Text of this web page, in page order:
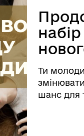
при
Ти
шанс для